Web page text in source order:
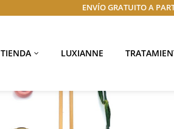
ENVÍO GRATUITO A
TIENDA LUXIANNE